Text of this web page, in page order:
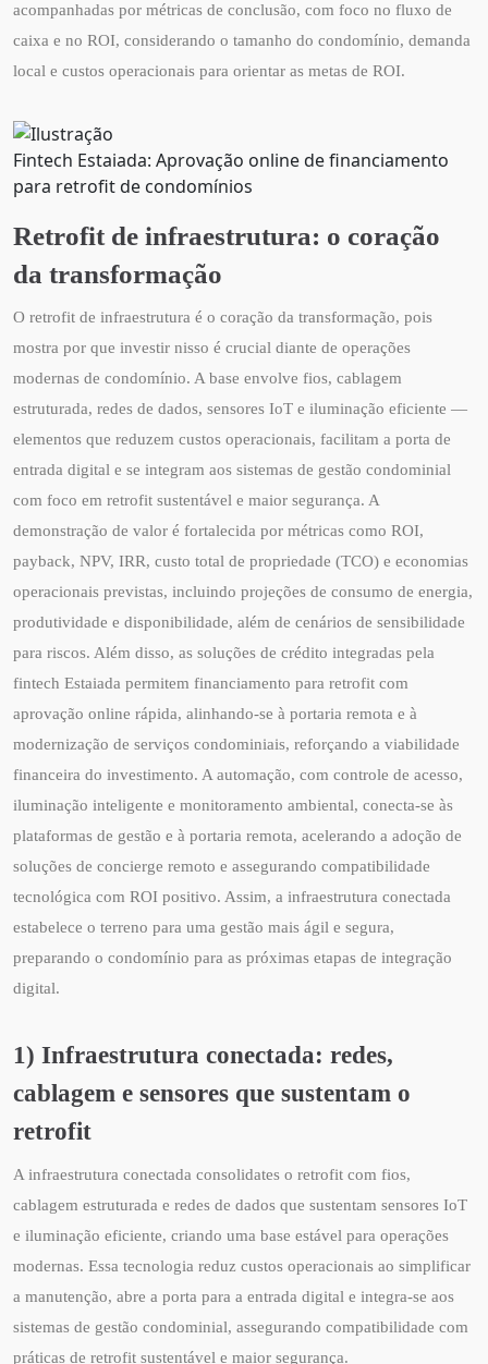
acompanhadas por métricas de conclusão, com foco no fluxo de
caixa e no ROI, considerando o tamanho do condomínio, demanda
local e custos operacionais para orientar as metas de ROI.
Fintech Estaiada: Aprovação online de financiamento
para retrofit de condomínios
Retrofit de infraestrutura: o coração
da transformação
O retrofit de infraestrutura é o coração da transformação, pois
mostra por que investir nisso é crucial diante de operações
modernas de condomínio. A base envolve fios, cablagem
estruturada, redes de dados, sensores IoT e iluminação eficiente —
elementos que reduzem custos operacionais, facilitam a porta de
entrada digital e se integram aos sistemas de gestão condominial
com foco em retrofit sustentável e maior segurança. A
demonstração de valor é fortalecida por métricas como ROI,
payback, NPV, IRR, custo total de propriedade (TCO) e economias
operacionais previstas, incluindo projeções de consumo de energia,
produtividade e disponibilidade, além de cenários de sensibilidade
para riscos. Além disso, as soluções de crédito integradas pela
fintech Estaiada permitem financiamento para retrofit com
aprovação online rápida, alinhando‑se à portaria remota e à
modernização de serviços condominiais, reforçando a viabilidade
financeira do investimento. A automação, com controle de acesso,
iluminação inteligente e monitoramento ambiental, conecta‑se às
plataformas de gestão e à portaria remota, acelerando a adoção de
soluções de concierge remoto e assegurando compatibilidade
tecnológica com ROI positivo. Assim, a infraestrutura conectada
estabelece o terreno para uma gestão mais ágil e segura,
preparando o condomínio para as próximas etapas de integração
digital.
1) Infraestrutura conectada: redes,
cablagem e sensores que sustentam o
retrofit
A infraestrutura conectada consolidates o retrofit com fios,
cablagem estruturada e redes de dados que sustentam sensores IoT
e iluminação eficiente, criando uma base estável para operações
modernas. Essa tecnologia reduz custos operacionais ao simplificar
a manutenção, abre a porta para a entrada digital e integra-se aos
sistemas de gestão condominial, assegurando compatibilidade com
práticas de retrofit sustentável e maior segurança.